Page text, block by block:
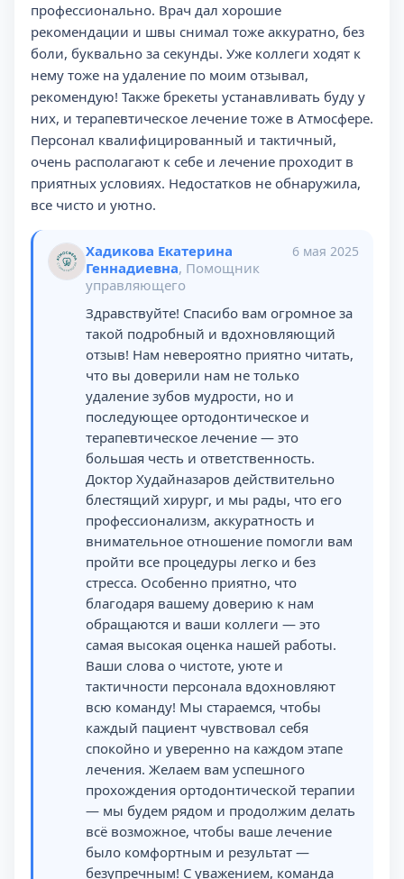
профессионально. Врач дал хорошие
рекомендации и швы снимал тоже аккуратно, без
боли, буквально за секунды. Уже коллеги ходят к
нему тоже на удаление по моим отзывал,
рекомендую! Также брекеты устанавливать буду у
них, и терапевтическое лечение тоже в Атмосфере.
Персонал квалифицированный и тактичный,
очень располагают к себе и лечение проходит в
приятных условиях. Недостатков не обнаружила,
все чисто и уютно.
Хадикова Екатерина
Геннадиевна, Помощник
управляющего
6 мая 2025
Здравствуйте! Спасибо вам огромное за
такой подробный и вдохновляющий
отзыв! Нам невероятно приятно читать,
что вы доверили нам не только
удаление зубов мудрости, но и
последующее ортодонтическое и
терапевтическое лечение — это
большая честь и ответственность.
Доктор Худайназаров действительно
блестящий хирург, и мы рады, что его
профессионализм, аккуратность и
внимательное отношение помогли вам
пройти все процедуры легко и без
стресса. Особенно приятно, что
благодаря вашему доверию к нам
обращаются и ваши коллеги — это
самая высокая оценка нашей работы.
Ваши слова о чистоте, уюте и
тактичности персонала вдохновляют
всю команду! Мы стараемся, чтобы
каждый пациент чувствовал себя
спокойно и уверенно на каждом этапе
лечения. Желаем вам успешного
прохождения ортодонтической терапии
— мы будем рядом и продолжим делать
всё возможное, чтобы ваше лечение
было комфортным и результат —
безупречным! С уважением, команда